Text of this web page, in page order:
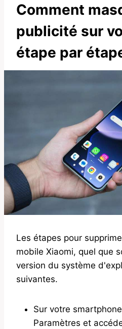
Comment
publicité sur
étape par
Les étapes pour
mobile Xiaomi, quel que
version du système
suivantes.
Sur votre
Paramètres et